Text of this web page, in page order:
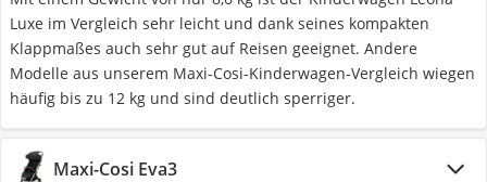
Luxe im Vergleich sehr leicht und dank seines kompakten
Klappmaßes auch sehr gut auf Reisen geeignet. Andere
Modelle aus unserem Maxi-Cosi-Kinderwagen-Vergleich wiegen
häufig bis zu 12 kg und sind deutlich sperriger.
Maxi-Cosi Eva3